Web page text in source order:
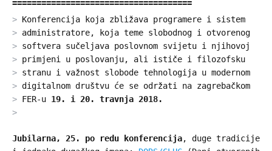
Konferencija koja zbližava programere i sistem
administratore, koja teme slobodnog i otvorenog
softvera sučeljava poslovnom svijetu i njihovoj
primjeni u poslovanju, ali ističe i filozofsku
stranu i važnost slobode tehnologija u modernom
digitalnom društvu će se održati na zagrebačkom
FER-u 19. i 20. travnja 2018.
Jubilarna, 25. po redu konferencija, duge tradicije